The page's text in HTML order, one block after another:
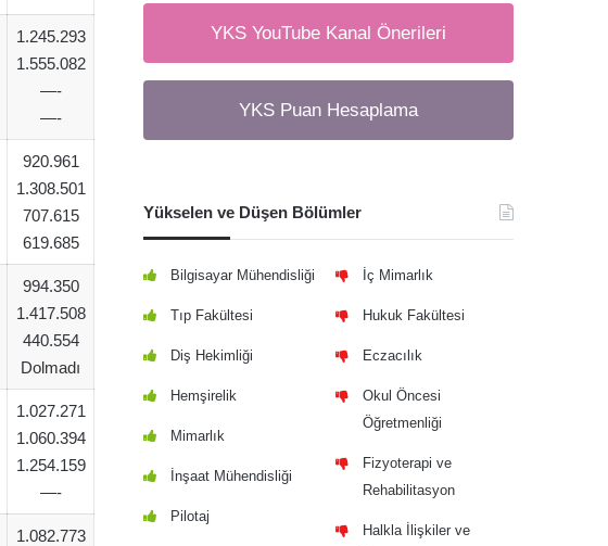
1.245.293
1.555.082
—-
—-
920.961
1.308.501
707.615
619.685
994.350
1.417.508
440.554
Dolmadı
1.027.271
1.060.394
1.254.159
—-
1.082.773
YKS YouTube Kanal Önerileri
YKS Puan Hesaplama
Yükselen ve Düşen Bölümler
Bilgisayar Mühendisliği
Tıp Fakültesi
Diş Hekimliği
Hemşirelik
Mimarlık
İnşaat Mühendisliği
Pilotaj
İç Mimarlık
Hukuk Fakültesi
Eczacılık
Okul Öncesi
Öğretmenliği
Fizyoterapi ve
Rehabilitasyon
Halkla İlişkiler ve